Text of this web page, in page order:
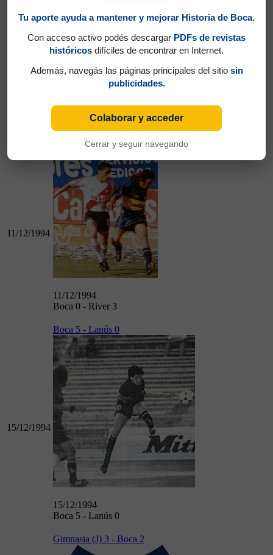
06/12/1994
06/12/1994
11/12/1994
Boca 0 - River 3
11/12/1994
Boca 0 - River 3
15/12/1994
Boca 5 - Lanús 0
15/12/1994
Boca 5 - Lanús 0
Gimnasia (J) 3 - Boca 2
Tu aporte ayuda a mantener y mejorar Historia de Boca.
Con acceso activo podés descargar PDFs de revistas
históricos difíciles de encontrar en Internet.
Además, navegás las páginas principales del sitio sin
publicidades.
Colaborar y acceder
Cerrar y seguir navegando